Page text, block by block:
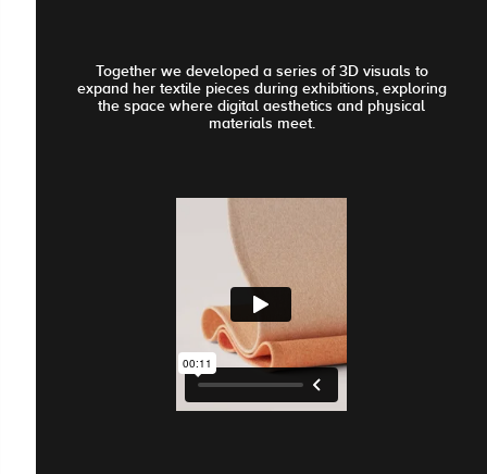
Together we developed a series of 3D visuals to
expand her textile pieces during exhibitions, exploring
the space where digital aesthetics and physical
materials meet.